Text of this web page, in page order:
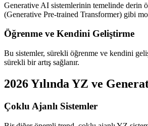
Generative AI sistemlerinin temelinde derin
(Generative Pre-trained Transformer) gibi
Öğrenme ve Kendini Geliştirme
Bu sistemler, sürekli öğrenme ve kendini
sürekli bir artış sağlanır.
2026 Yılında YZ ve
Çoklu Ajanlı Sistemler